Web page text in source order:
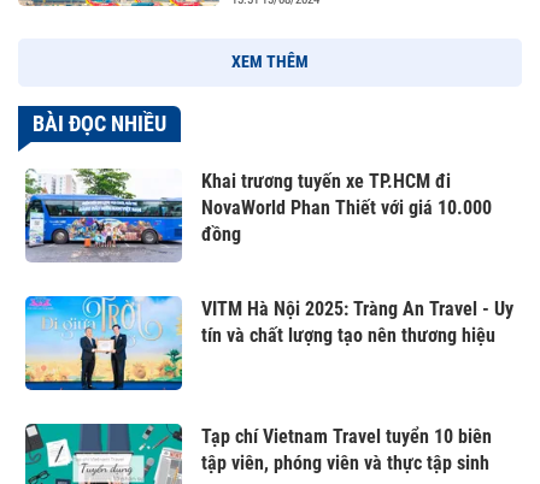
XEM THÊM
BÀI ĐỌC NHIỀU
Khai trương tuyến xe TP.HCM đi
NovaWorld Phan Thiết với giá 10.000
đồng
VITM Hà Nội 2025: Tràng An Travel - Uy
tín và chất lượng tạo nên thương hiệu
Tạp chí Vietnam Travel tuyển 10 biên
tập viên, phóng viên và thực tập sinh